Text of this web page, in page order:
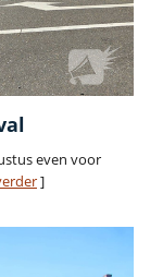
even voor
]